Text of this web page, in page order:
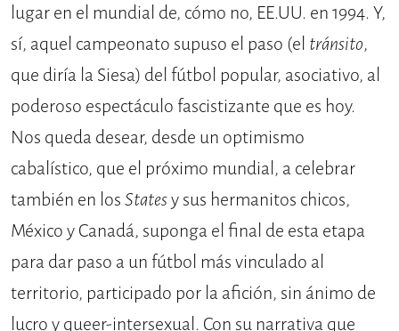
lugar en el mundial de, cómo no, EE.UU. en 1994. Y,
sí, aquel campeonato supuso el paso (el tránsito,
que diría la Siesa) del fútbol popular, asociativo, al
poderoso espectáculo fascistizante que es hoy.
Nos queda desear, desde un optimismo
cabalístico, que el próximo mundial, a celebrar
también en losStatesy sus hermanitos chicos,
México y Canadá, suponga el final de esta etapa
para dar paso a un fútbol más vinculado al
territorio, participado por la afición, sin ánimo de
lucro y queer-intersexual. Con su narrativa que